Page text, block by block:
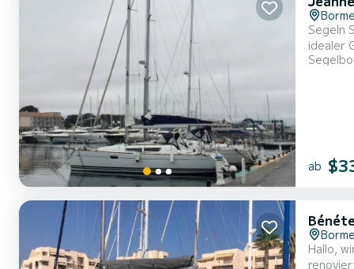
Segeln Sie
idealer
ab
Hallo, wir